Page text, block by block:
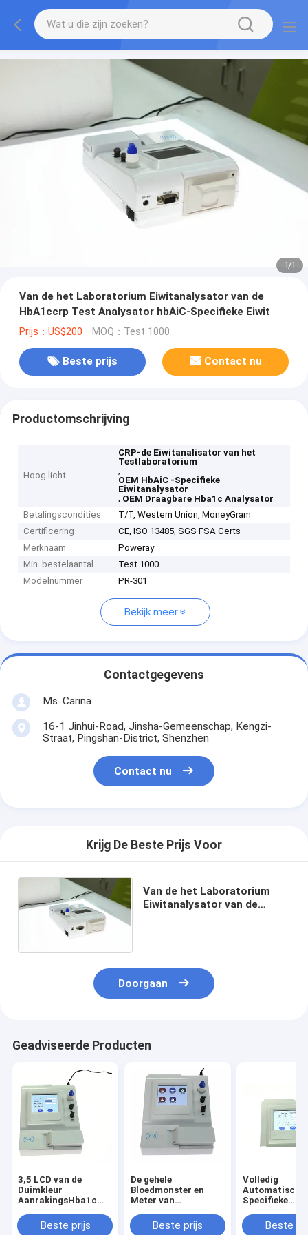
1/1
Van de het Laboratorium Eiwitanalysator van de
HbA1ccrp Test Analysator hbAiC-Specifieke Eiwit
Prijs：US$200 MOQ：Test 1000
Beste prijs Contact nu
Productomschrijving
Hoog licht
CRP-de Eiwitanalisator van het
Testlaboratorium
,
OEM HbAiC -Specifieke
Eiwitanalysator
, OEM Draagbare Hba1c Analysator
Betalingscondities
T/T, Western Union, MoneyGram
Certificering
CE, ISO 13485, SGS FSA Certs
Merknaam
Poweray
Min. bestelaantal
Test 1000
Modelnummer
PR-301
Bekijk meer
Contactgegevens
Ms. Carina
16-1 Jinhui-Road, Jinsha-Gemeenschap, Kengzi-
Straat, Pingshan-District, Shenzhen
Contact nu
Krijg De Beste Prijs Voor
Van de het Laboratorium
Eiwitanalysator van de
Doorgaan
Geadviseerde Producten
3,5 LCD van de
Duimkleur
AanrakingsHba1c
Eiwit volledig
Automatische
Beste prijs
De gehele
Bloedmonster en
Meter van
HbA1c met
Vertoning
Beste prijs
Volledig
Automatische
Specifieke
Laboratorium
Eiwithba1c
Beste